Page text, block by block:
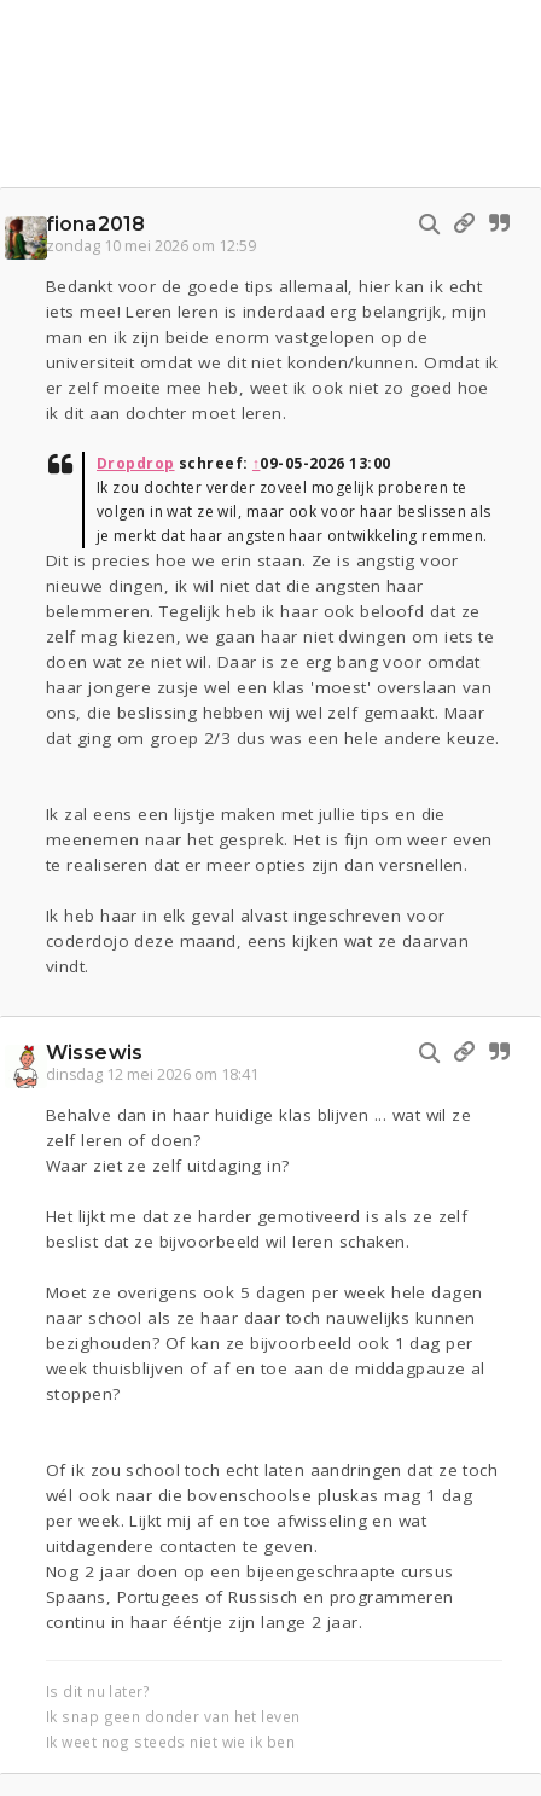
fiona2018
zondag 10 mei 2026 om 12:59
Bedankt voor de goede tips allemaal, hier kan ik echt
iets mee! Leren leren is inderdaad erg belangrijk, mijn
man en ik zijn beide enorm vastgelopen op de
universiteit omdat we dit niet konden/kunnen. Omdat ik
er zelf moeite mee heb, weet ik ook niet zo goed hoe
ik dit aan dochter moet leren.
Dropdrop schreef: ↑09-05-2026 13:00
Ik zou dochter verder zoveel mogelijk proberen te
volgen in wat ze wil, maar ook voor haar beslissen als
je merkt dat haar angsten haar ontwikkeling remmen.
Dit is precies hoe we erin staan. Ze is angstig voor
nieuwe dingen, ik wil niet dat die angsten haar
belemmeren. Tegelijk heb ik haar ook beloofd dat ze
zelf mag kiezen, we gaan haar niet dwingen om iets te
doen wat ze niet wil. Daar is ze erg bang voor omdat
haar jongere zusje wel een klas 'moest' overslaan van
ons, die beslissing hebben wij wel zelf gemaakt. Maar
dat ging om groep 2/3 dus was een hele andere keuze.
Ik zal eens een lijstje maken met jullie tips en die
meenemen naar het gesprek. Het is fijn om weer even
te realiseren dat er meer opties zijn dan versnellen.
Ik heb haar in elk geval alvast ingeschreven voor
coderdojo deze maand, eens kijken wat ze daarvan
vindt.
Wissewis
dinsdag 12 mei 2026 om 18:41
Behalve dan in haar huidige klas blijven ... wat wil ze
zelf leren of doen?
Waar ziet ze zelf uitdaging in?
Het lijkt me dat ze harder gemotiveerd is als ze zelf
beslist dat ze bijvoorbeeld wil leren schaken.
Moet ze overigens ook 5 dagen per week hele dagen
naar school als ze haar daar toch nauwelijks kunnen
bezighouden? Of kan ze bijvoorbeeld ook 1 dag per
week thuisblijven of af en toe aan de middagpauze al
stoppen?
Of ik zou school toch echt laten aandringen dat ze toch
wél ook naar die bovenschoolse pluskas mag 1 dag
per week. Lijkt mij af en toe afwisseling en wat
uitdagendere contacten te geven.
Nog 2 jaar doen op een bijeengeschraapte cursus
Spaans, Portugees of Russisch en programmeren
continu in haar ééntje zijn lange 2 jaar.
Is dit nu later?
Ik snap geen donder van het leven
Ik weet nog steeds niet wie ik ben